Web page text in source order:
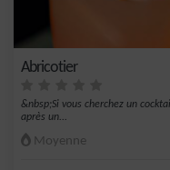
Abricotier
&nbsp;Si vous cherchez un
après un...
Moyenne